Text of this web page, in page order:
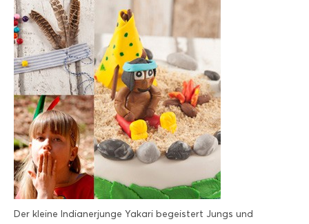
Der kleine Indianerjunge Yakari begeistert Jungs und